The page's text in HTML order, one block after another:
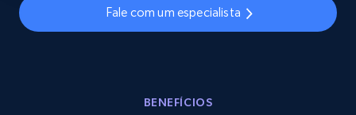
URL, Product id, Title, Seller name, Seller rating,
Fale com um especialista
BENEFÍCIOS